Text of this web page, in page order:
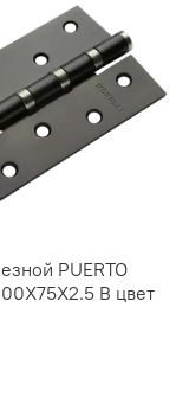
PUERTO
B цвет